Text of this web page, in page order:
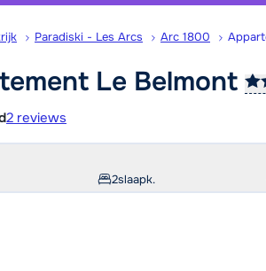
Paradiski - Les Arcs Arc 1800
Le Belmont
2 reviews
2slaapk.